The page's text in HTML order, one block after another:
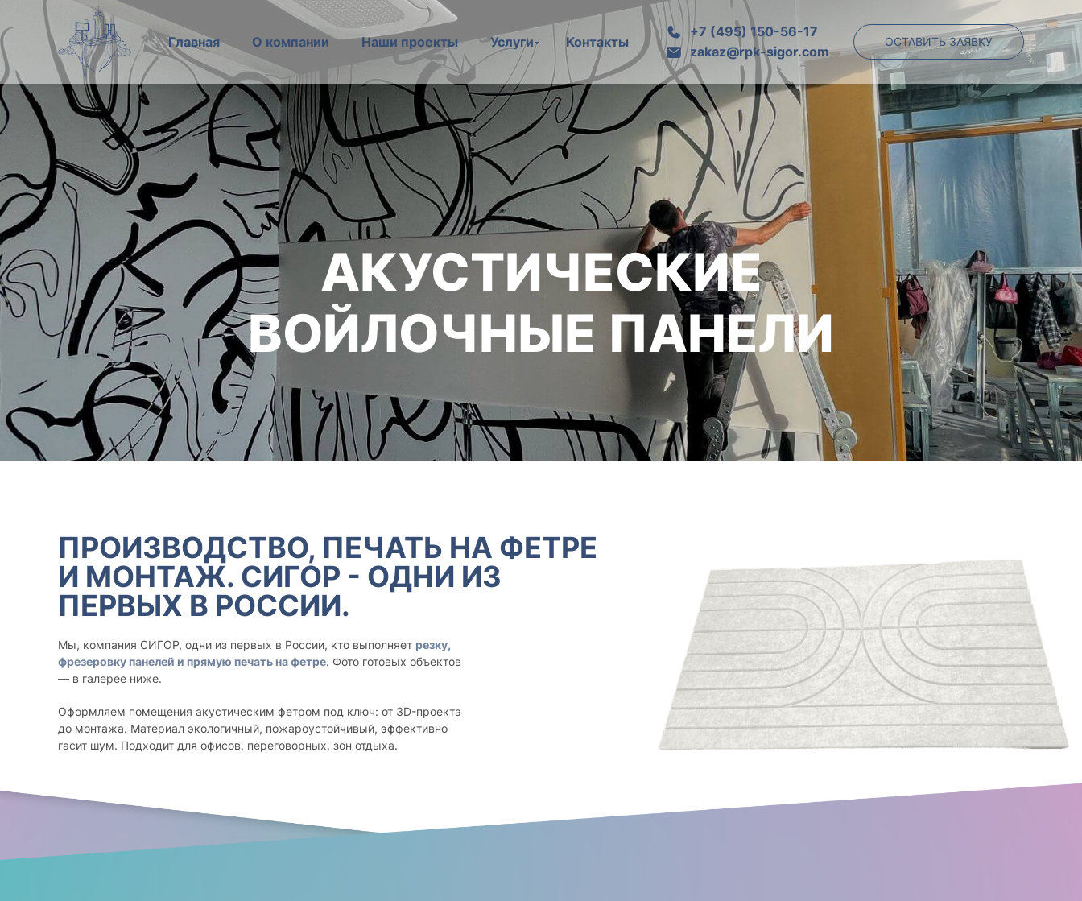
Главная О компании Наши проекты Услуги Контакты
+7 (495) 150-56-17
zakaz@rpk-sigor.com
ОСТАВИТЬ ЗАЯВКУ
АКУСТИЧЕСКИЕ
ВОЙЛОЧНЫЕ ПАНЕЛИ
ПРОИЗВОДСТВО, ПЕЧАТЬ НА ФЕТРЕ
И МОНТАЖ. СИГОР - ОДНИ ИЗ
ПЕРВЫХ В РОССИИ.
Мы, компания СИГОР, одни из первых в России, кто выполняет резку,
фрезеровку панелей и прямую печать на фетре. Фото готовых объектов
— в галерее ниже.
Оформляем помещения акустическим фетром под ключ: от 3D-проекта
до монтажа. Материал экологичный, пожароустойчивый, эффективно
гасит шум. Подходит для офисов, переговорных, зон отдыха.